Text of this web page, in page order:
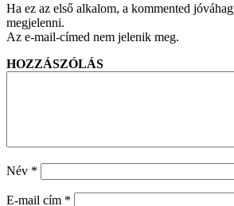
Ha ez az első alkalom, a kommented
megjelenni.
Az e-mail-címed nem jelenik meg.
HOZZÁSZÓLÁS
Név *
E-mail cím *